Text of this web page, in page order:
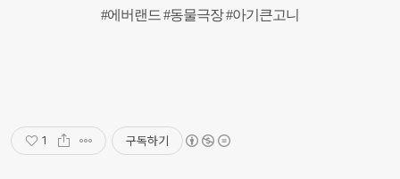
#에버랜드 #동물극장 #아기큰고니
1 구독하기